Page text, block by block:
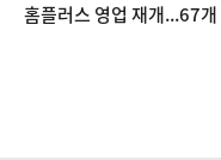
홈플러스 영업 재개...67